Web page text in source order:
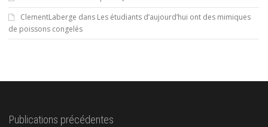
ClementLaberge dans Les étudiants d’aujourd’hui ont des mimiques
de poissons congelés
Publications précédentes